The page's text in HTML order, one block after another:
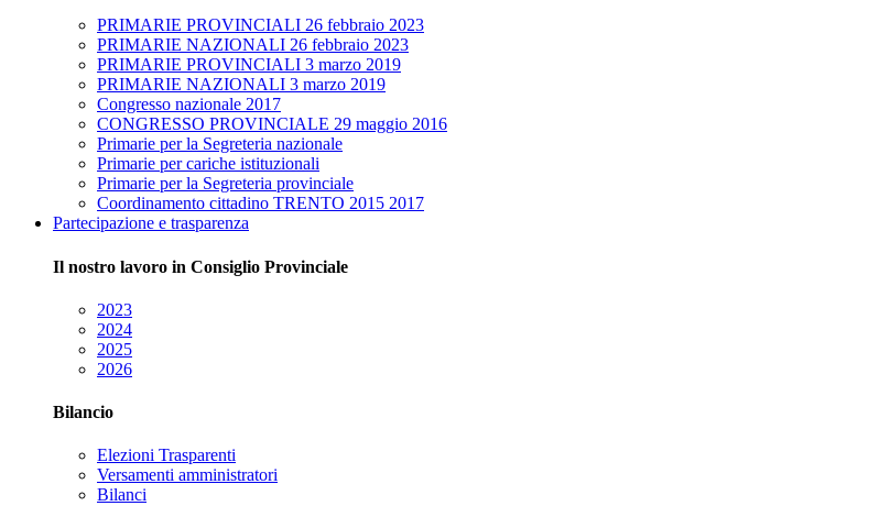
PRIMARIE PROVINCIALI 26 febbraio 2023
PRIMARIE NAZIONALI 26 febbraio 2023
PRIMARIE PROVINCIALI 3 marzo 2019
PRIMARIE NAZIONALI 3 marzo 2019
Congresso nazionale 2017
CONGRESSO PROVINCIALE 29 maggio 2016
Primarie per la Segreteria nazionale
Primarie per cariche istituzionali
Primarie per la Segreteria provinciale
Coordinamento cittadino TRENTO 2015 2017
Partecipazione e trasparenza
Il nostro lavoro in Consiglio Provinciale
2023
2024
2025
2026
Bilancio
Elezioni Trasparenti
Versamenti amministratori
Bilanci